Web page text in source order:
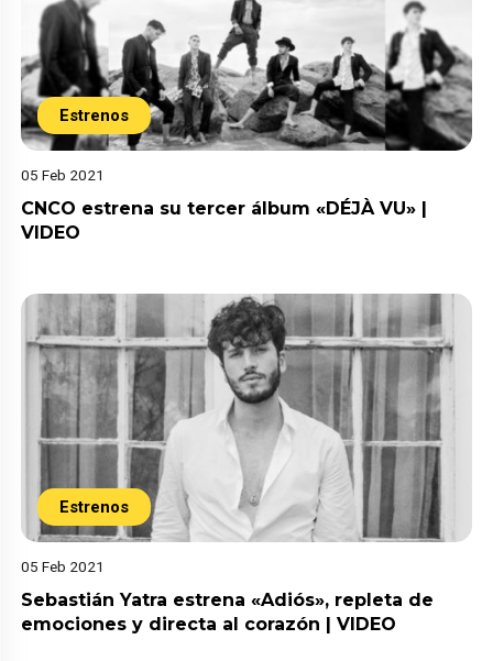
Estrenos
05 Feb 2021
CNCO estrena su tercer álbum «DÉJÀ VU» |
VIDEO
Estrenos
05 Feb 2021
Sebastián Yatra estrena «Adiós», repleta de
emociones y directa al corazón | VIDEO